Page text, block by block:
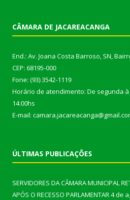
CÂMARA DE JACAREACANGA
End.: Av. Joana Costa Barroso, SN,
CEP: 68195-000
Fone: (93) 3542-1119
Horário de atendimento: De segunda
14:00hs
E-mail:
ÚLTIMAS PUBLICAÇÕES
SERVIDORES DA CÂMARA MUNICIPAL
APÓS O RECESSO PARLAMENTAR4 de